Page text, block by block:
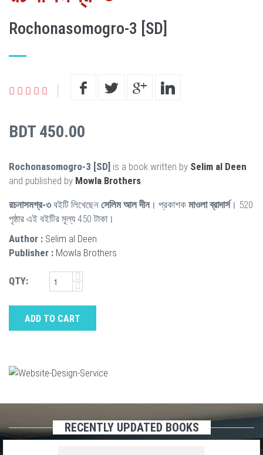
Rochonasomogro-3 [SD]
BDT 450.00
Rochonasomogro-3 [SD] is a book written by Selim al Deen
and published by Mowla Brothers
রচনাসমগ্র-৩বইটি লিখেছেন সেলিম আল দীন। প্রকাশক মাওলা ব্রাদার্স। 520
পৃষ্ঠার এই বইটির মূল্য 450 টাকা।
Author : Selim al Deen
Publisher : Mowla Brothers
QTY:
ADD TO CART
RECENTLY UPDATED BOOKS